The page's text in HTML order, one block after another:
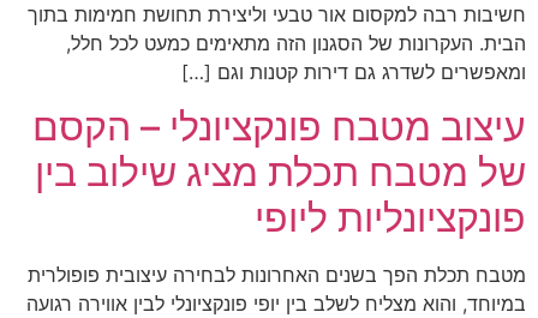
חשיבות רבה למקסום אור טבעי וליצירת תחושת חמימות בתוך
הבית. העקרונות של הסגנון הזה מתאימים כמעט לכל חלל,
ומאפשרים לשדרג גם דירות קטנות וגם […]
עיצוב מטבח פונקציונלי – הקסם
של מטבח תכלת מציג שילוב בין
פונקציונליות ליופי
מטבח תכלת הפך בשנים האחרונות לבחירה עיצובית פופולרית
במיוחד, והוא מצליח לשלב בין יופי פונקציונלי לבין אווירה רגועה